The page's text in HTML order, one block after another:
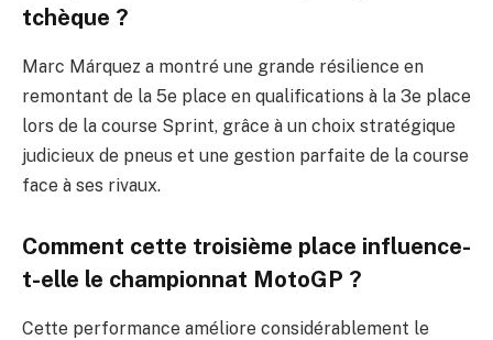
tchèque ?
Marc Márquez a montré une grande résilience en
remontant de la 5e place en qualifications à la 3e place
lors de la course Sprint, grâce à un choix stratégique
judicieux de pneus et une gestion parfaite de la course
face à ses rivaux.
Comment cette troisième place influence-
t-elle le championnat MotoGP ?
Cette performance améliore considérablement le